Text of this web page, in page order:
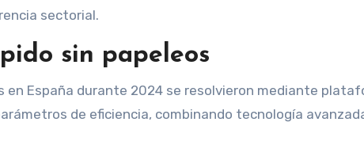
sectorial.
sin papeleos
en España durante 2024 se resolvieron mediante
de eficiencia, combinando tecnología